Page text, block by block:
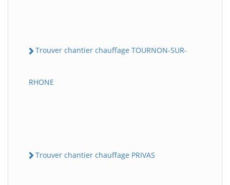
Trouver chantier chauffage TOURNON-SUR-
RHONE
Trouver chantier chauffage PRIVAS